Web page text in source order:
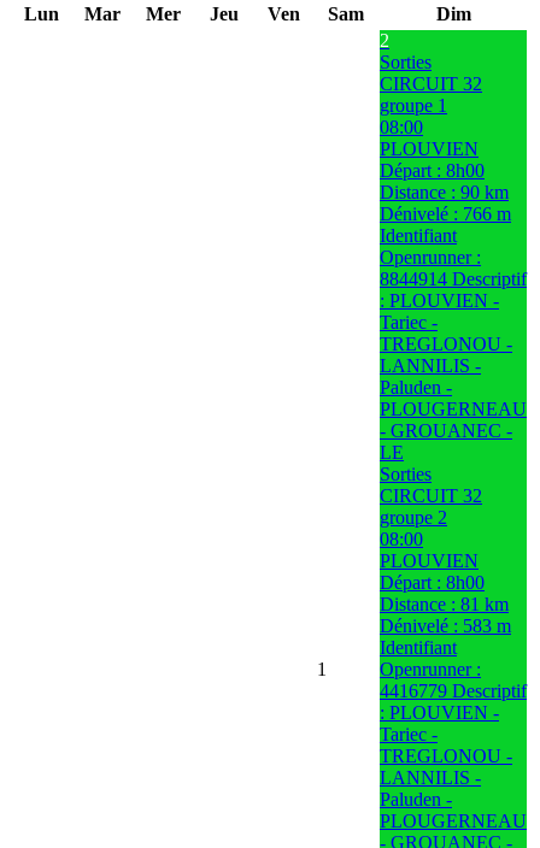
Lun
Mar Mer Jeu Ven Sam Dim
1
2
Sorties
CIRCUIT 32
groupe 1
08:00
PLOUVIEN
Départ : 8h00
Distance : 90 km
Dénivelé : 766 m
Identifiant
Openrunner :
8844914 Descriptif
: PLOUVIEN -
Tariec -
TREGLONOU -
LANNILIS -
Paluden -
PLOUGERNEAU
- GROUANEC -
LE
Sorties
CIRCUIT 32
groupe 2
08:00
PLOUVIEN
Départ : 8h00
Distance : 81 km
Dénivelé : 583 m
Identifiant
Openrunner :
4416779 Descriptif
: PLOUVIEN -
Tariec -
TREGLONOU -
LANNILIS -
Paluden -
PLOUGERNEAU
- GROUANEC -